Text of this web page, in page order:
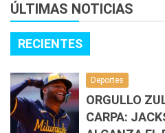
ÚLTIMAS NOTICIAS
RECIENTES
Deportes
ORGULLO
CARPA: